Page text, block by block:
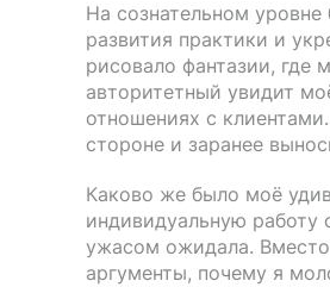
На сознательном
развития практики и
рисовало фантазии, где
авторитетный увидит
отношениях с
стороне и заранее
Каково же было моё
индивидуальную работу
ужасом ожидала.
аргументы, почему я